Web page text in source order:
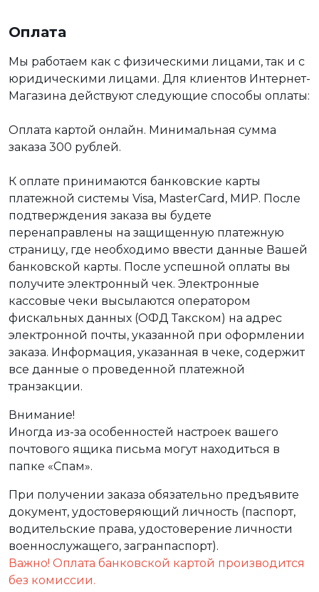
Оплата
Мы работаем как с физическими лицами, так и с
юридическими лицами. Для клиентов Интернет-
Магазина действуют следующие способы оплаты:
Оплата картой онлайн. Минимальная сумма
заказа 300 рублей.
К оплате принимаются банковские карты
платежной системы Visa, MasterCard, МИР. После
подтверждения заказа вы будете
перенаправлены на защищенную платежную
страницу, где необходимо ввести данные Вашей
банковской карты. После успешной оплаты вы
получите электронный чек. Электронные
кассовые чеки высылаются оператором
фискальных данных (ОФД Такском) на адрес
электронной почты, указанной при оформлении
заказа. Информация, указанная в чеке, содержит
все данные о проведенной платежной
транзакции.
Внимание!
Иногда из-за особенностей настроек вашего
почтового ящика письма могут находиться в
папке «Спам».
При получении заказа обязательно предъявите
документ, удостоверяющий личность (паспорт,
водительские права, удостоверение личности
военнослужащего, загранпаспорт).
Важно! Оплата банковской картой производится
без комиссии.